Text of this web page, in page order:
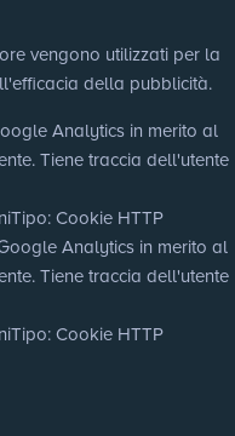
vengono utilizzati per la
della pubblicità.
Analytics in merito al
Tiene traccia dell'utente
Tipo: Cookie HTTP
Analytics in merito al
Tiene traccia dell'utente
Tipo: Cookie HTTP